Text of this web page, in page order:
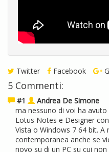
Twitter Facebook
5 Commenti:
#1 Andrea De Simone
ma nessuno di voi ha
Lotus Notes e Designer
Vista o Windows 7 64 bit.
contemporanea anche se
novo su di un PC su cui